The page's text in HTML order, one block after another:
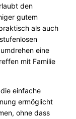
den
gutem
als auch
eine
mit Familie
einfache
ermöglicht
ohne dass